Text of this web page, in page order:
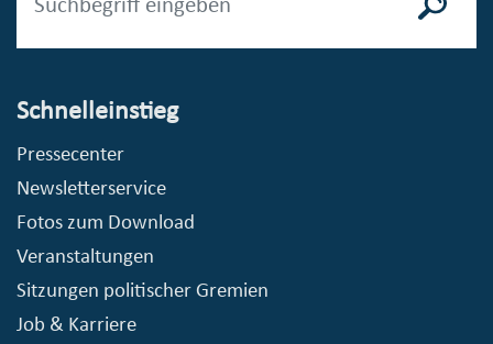
Schnelleinstieg
Pressecenter
Newsletterservice
Fotos zum Download
Veranstaltungen
Sitzungen politischer Gremien
Job & Karriere